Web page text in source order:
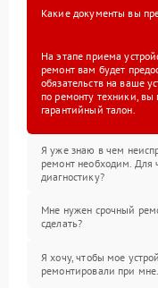
Какие документы вы
На этапе приема
ремонт вам будет
обязательств на ваше
по ремонту техники, вы
гарантийный талон.
Я уже знаю в чем
ремонт необходим. Для
диагностику?
Мне нужен срочный
сделать?
Я хочу, чтобы мое
ремонтировали при мне.